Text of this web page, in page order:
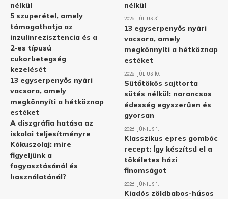
nélkül
5 szuperétel, amely
támogathatja az
inzulinrezisztencia és a
2-es típusú
cukorbetegség
kezelését
13 egyserpenyős nyári
vacsora, amely
megkönnyíti a hétköznap
estéket
A diszgráfia hatása az
iskolai teljesítményre
Kókuszolaj: mire
figyeljünk a
fogyasztásánál és
használatánál?
nélkül
2026. JÚLIUS 31.
13 egyserpenyős nyári
vacsora, amely
megkönnyíti a hétköznap
estéket
2026. JÚLIUS 10.
Sütőtökös sajttorta
sütés nélkül: narancsos
édesség egyszerűen és
gyorsan
2026. JÚNIUS 1.
Klasszikus epres gombóc
recept: Így készítsd el a
tökéletes házi
finomságot
2026. JÚNIUS 1.
Kiadós zöldbabos-húsos